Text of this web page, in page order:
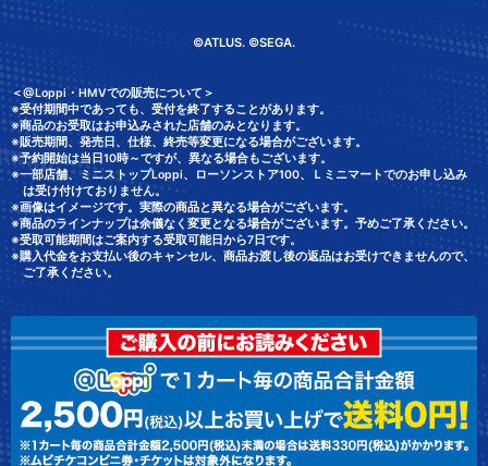
©ATLUS. ©SEGA.
＜@Loppi・HMVでの販売について＞
※受付期間中であっても、受付を終了することがあります。
※商品のお受取はお申込みされた店舗のみとなります。
※販売期間、発売日、仕様、終売等変更になる場合がございます。
※予約開始は当日10時～ですが、異なる場合もございます。
※一部店舗、ミニストップLoppi、ローソンストア100、Ｌミニマートでのお申し込み
は受け付けておりません。
※画像はイメージです。実際の商品と異なる場合がございます。
※商品のラインナップは余儀なく変更となる場合がございます。予めご了承ください。
※受取可能期間はご案内する受取可能日から7日です。
※購入代金をお支払い後のキャンセル、商品お渡し後の返品はお受けできませんので、
ご了承ください。